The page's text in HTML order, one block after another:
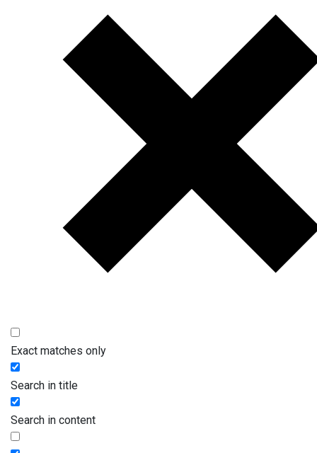
Exact matches only
Search in title
Search in content